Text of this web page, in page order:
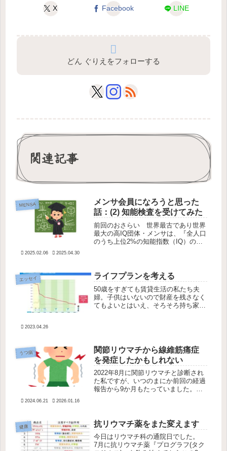
X Facebook LINE
どん ぐりえをフォローする
関連記事
MENSA
メンサ会員になろうと思った
話：(2) 知能検査を受けてみた
前回のおさらい 世界最古であり世界
最大の高IQ団体・メンサは、『全人口
のうち上位2%の知能指数（IQ）の持
主催の入会テストを受ける...
2025.02.06 2025.04.30
エッセイ ライフプランを考える
50歳をすぎても賃貸生活の私たち夫
婦。子供はいないので財産を残さなく
てもよいとはいえ、そろそろ持ち家が
ます。
2023.04.26
うつ病
関節リウマチから線維筋痛症
を発症したかもしれない
2022年8月に関節リウマチと診断され
た私ですが、いつのまにか前回の経過
報告から9か月もたっていました。今
です。私の関節リウマチ診断から1...
2024.06.21 2026.01.16
健康 抗リウマチ薬をまた変えます
今日はリウマチ科の通院日でした。
7月に抗リウマチ薬『プログラフ(タク